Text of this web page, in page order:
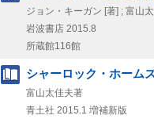
ジョン・キーガン [著] ; 富山
岩波書店 2015.8
所蔵館116館
シャーロック・ホーム
富山太佳夫著
青土社 2015.1 増補新版